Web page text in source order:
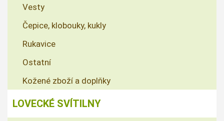
Vesty
Čepice, klobouky, kukly
Rukavice
Ostatní
Kožené zboží a doplňky
LOVECKÉ SVÍTILNY